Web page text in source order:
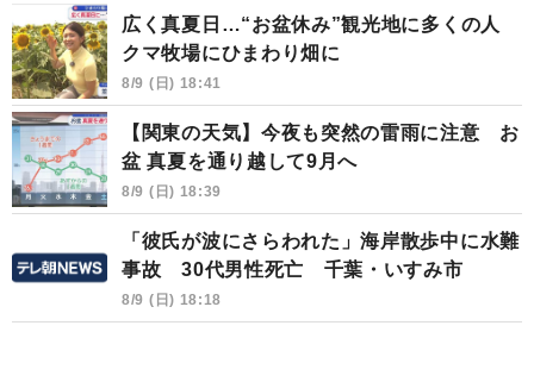
広く真夏日…“お盆休み”観光地に多くの人
クマ牧場にひまわり畑に
8/9 (日) 18:41
【関東の天気】今夜も突然の雷雨に注意 お
盆 真夏を通り越して9月へ
8/9 (日) 18:39
「彼氏が波にさらわれた」海岸散歩中に水難
事故 30代男性死亡 千葉・いすみ市
8/9 (日) 18:18